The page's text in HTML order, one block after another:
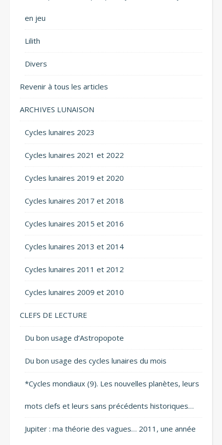
en jeu
Lilith
Divers
Revenir à tous les articles
ARCHIVES LUNAISON
Cycles lunaires 2023
Cycles lunaires 2021 et 2022
Cycles lunaires 2019 et 2020
Cycles lunaires 2017 et 2018
Cycles lunaires 2015 et 2016
Cycles lunaires 2013 et 2014
Cycles lunaires 2011 et 2012
Cycles lunaires 2009 et 2010
CLEFS DE LECTURE
Du bon usage d’Astropopote
Du bon usage des cycles lunaires du mois
*Cycles mondiaux (9). Les nouvelles planètes, leurs
mots clefs et leurs sans précédents historiques…
Jupiter : ma théorie des vagues… 2011, une année